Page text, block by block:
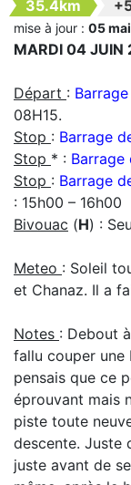
35.4km
mise à jour : 05
MARDI 04 JUIN
Départ :
08H15.
Stop : Barrage
Stop * : Barrage
Stop : Barrage
: 15h00 – 16h00
Bivouac (H) :
Meteo : Soleil
et Chanaz. Il a
Notes : Debout
fallu couper une
pensais que ce
éprouvant mais
piste toute
descente. Juste
juste avant de